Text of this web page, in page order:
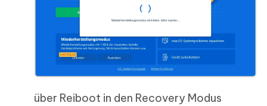
über Reiboot in den Recovery Modus